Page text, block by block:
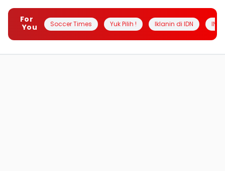
For
You
Soccer Times Yuk Pilih ! Iklanin di IDN